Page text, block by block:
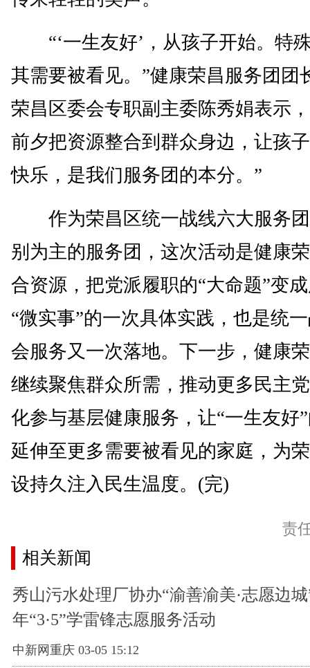
“‘一生友好’，从孩子开始。特
其需要被看见。”健康荣昌服务团团
荣昌区委会专职副主委陈秀娟表示
前夕把资源整合到群众身边，让孩
快乐，是我们服务团的本分。”
作为荣昌区统一战线六大服务团
别为主的服务团，这次活动是健康
合资源，把党派履职的“大命题”变
“微实事”的一次具体实践，也是统
会服务又一次落地。下一步，健康
继续聚焦群众所需，推动更多民主
化参与基层健康服务，让“一生友好
延伸至更多需要被看见的家庭，为
设持久注入民生温度。(完)
责
相关新闻
秀山污水处理厂协办“渝善渝美·志愿边
年“3·5”学雷锋志愿服务活动
中新网重庆 03-05 15:12